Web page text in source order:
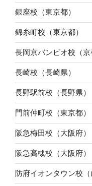
銀座校（東京都）
錦糸町校（東京都）
長岡京バンビオ校（京
長崎校（長崎県）
長野駅前校（長野県）
門前仲町校（東京都）
阪急梅田校（大阪府）
阪急高槻校（大阪府）
防府イオンタウン校（